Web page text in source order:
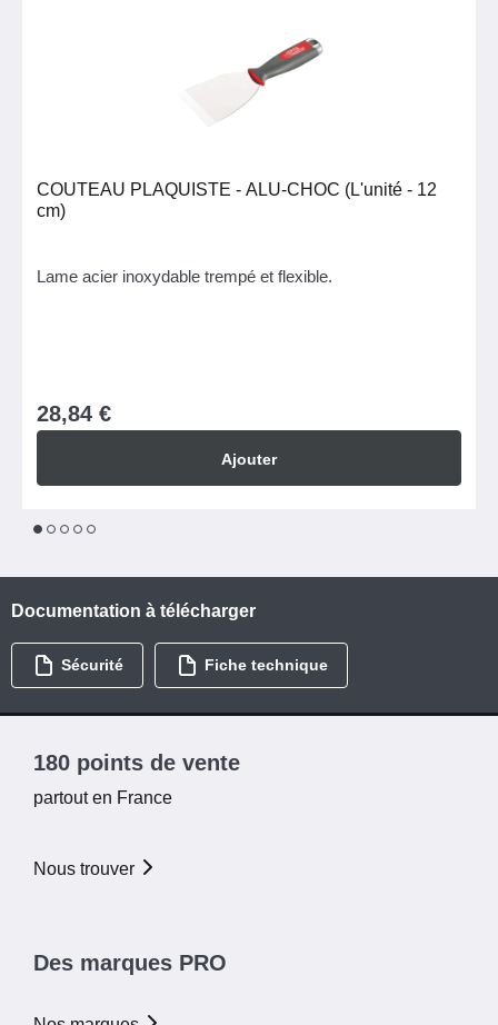
COUTEAU PLAQUISTE - ALU-CHOC (L'unité - 12
cm)
Lame acier inoxydable trempé et flexible.
28,84 €
Ajouter
1 2 3 4
Documentation à télécharger
Sécurité Fiche technique
180 points de vente
partout en France
Nous trouver
Des marques PRO